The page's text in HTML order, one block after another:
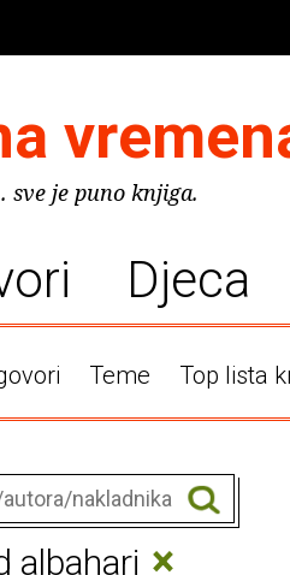
sve je puno knjiga.
Djeca
Teme Top lista
albahari ×